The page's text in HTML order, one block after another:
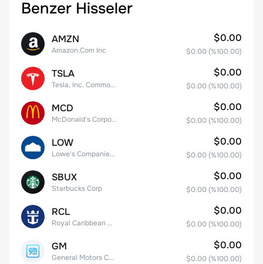
Benzer Hisseler
AMZN
Amazon.Com Inc
$0.00
$0.00 (%100.00)
TSLA
Tesla, Inc. Common Stock
$0.00
$0.00 (%100.00)
MCD
McDonald's Corporation
$0.00
$0.00 (%100.00)
LOW
Lowe's Companies Inc.
$0.00
$0.00 (%100.00)
SBUX
Starbucks Corp
$0.00
$0.00 (%100.00)
RCL
Royal Caribbean Group
$0.00
$0.00 (%100.00)
GM
General Motors Company
$0.00
$0.00 (%100.00)